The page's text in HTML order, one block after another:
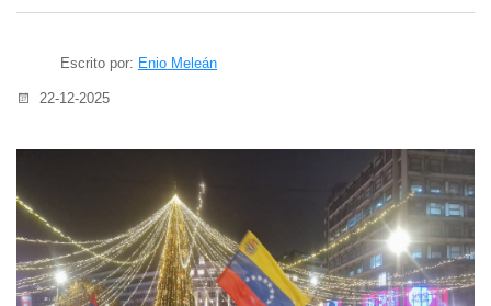
Escrito por: Enio Meleán
22-12-2025